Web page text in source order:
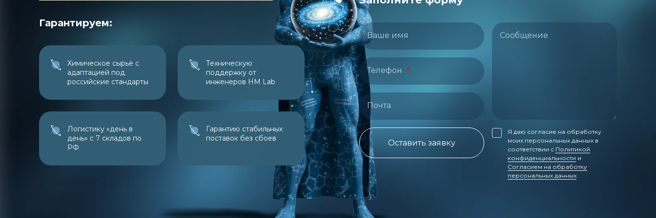
Гарантируем:
Химическое сырьё с
адаптацией под
российские стандарты
Техническую
поддержку от
инженеров НМ Lab
Логистику «день в
день» с 7 складов по
РФ
Гарантию стабильных
поставок без сбоев
Ваше имя
Телефон
Почта
Сообщение
Оставить заявку
Я даю согласие на обработку
моих персональных данных в
соответствии с Политикой
конфиденциальности и
Согласием на обработку
персональных данных.